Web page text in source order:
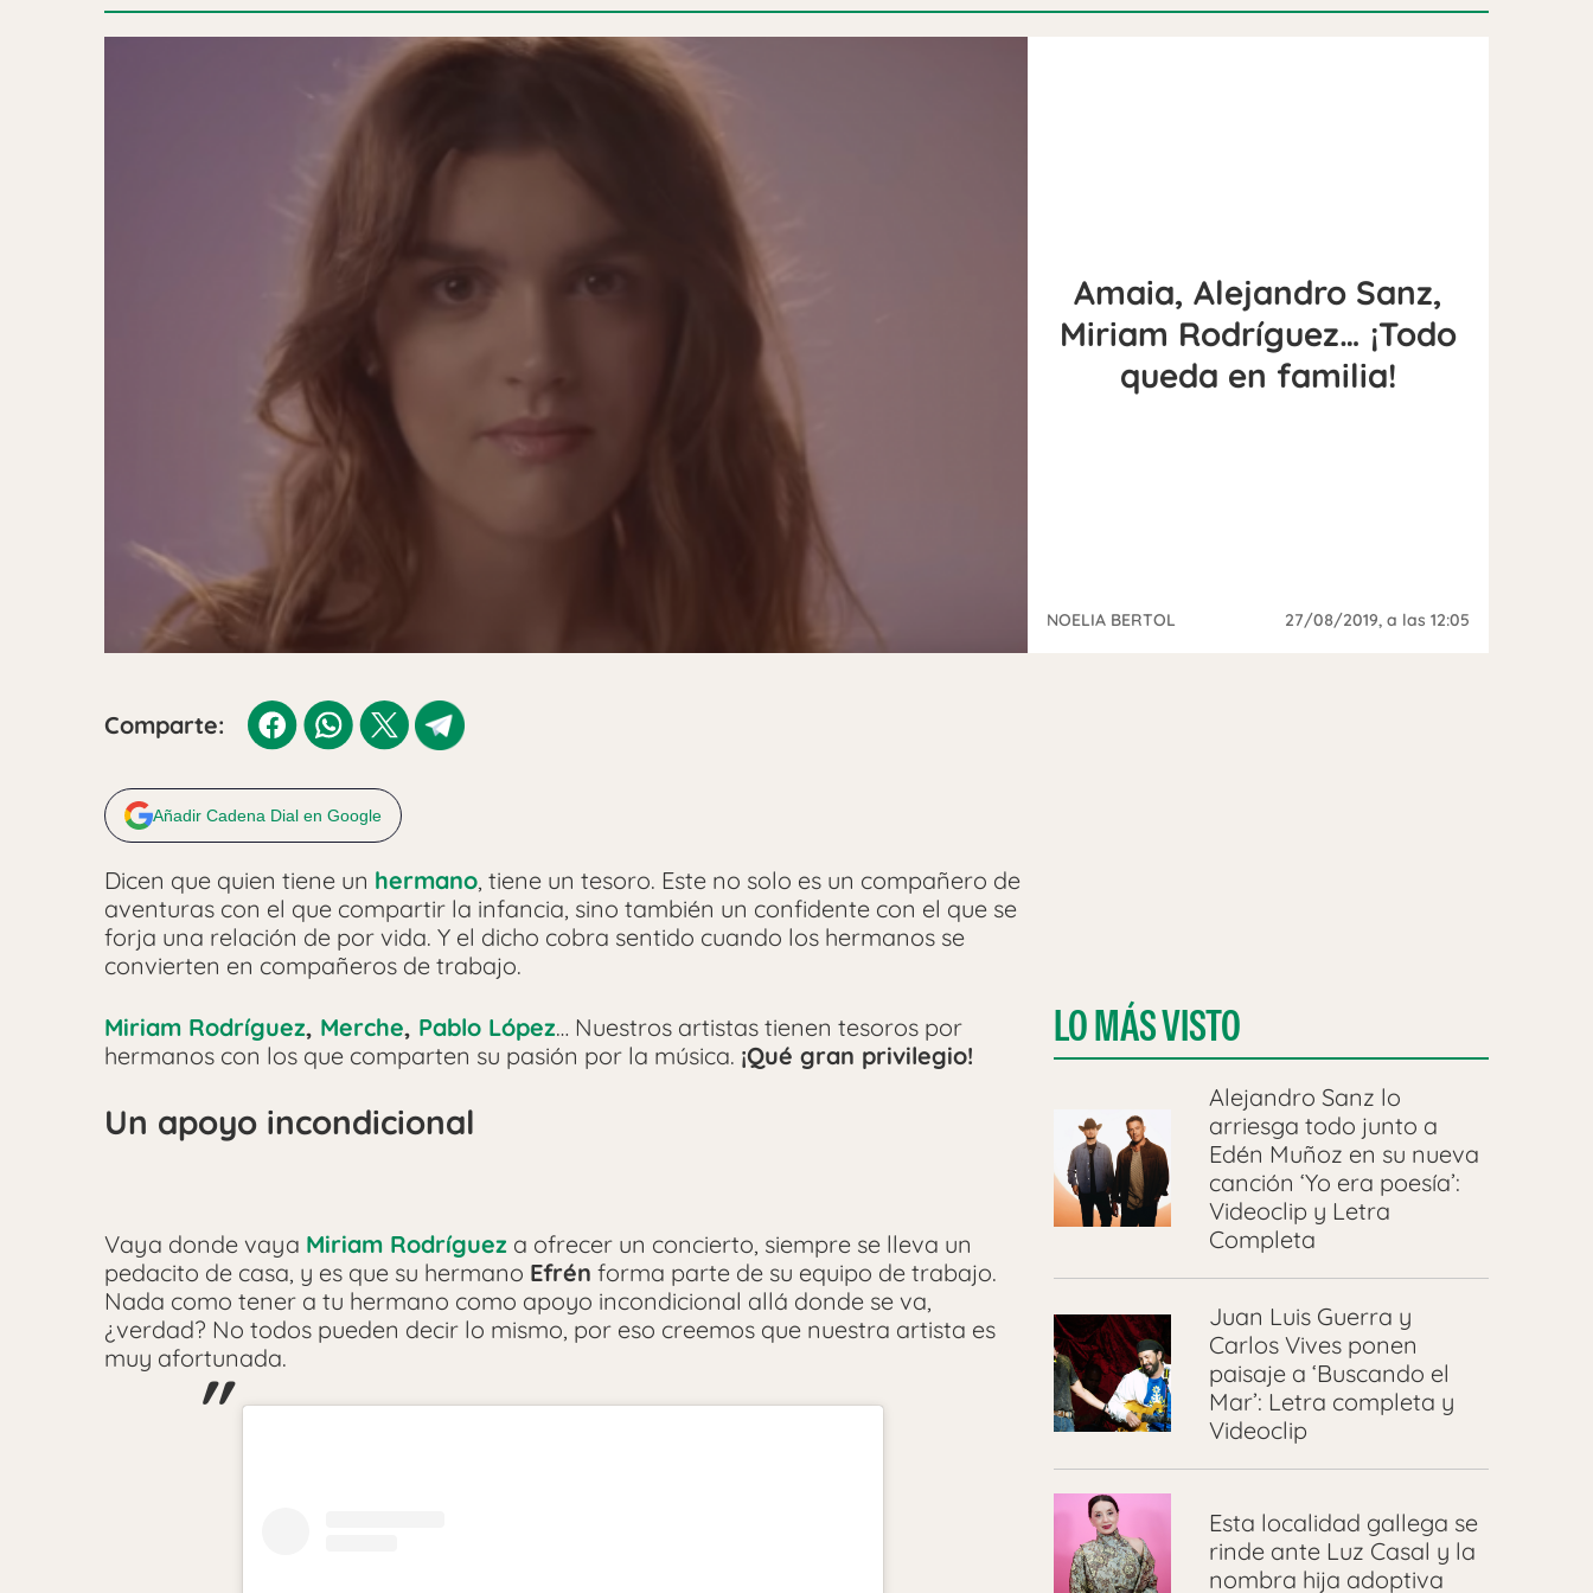
Amaia, Alejandro Sanz,
Miriam Rodríguez… ¡Todo
queda en familia!
NOELIA BERTOL 27/08/2019, a las 12:05
Comparte:
Añadir Cadena Dial en Google
Dicen que quien tiene un hermano, tiene un tesoro. Este no solo es un compañero de
aventuras con el que compartir la infancia, sino también un confidente con el que se
forja una relación de por vida. Y el dicho cobra sentido cuando los hermanos se
convierten en compañeros de trabajo.
Miriam Rodríguez, Merche, Pablo López… Nuestros artistas tienen tesoros por
hermanos con los que comparten su pasión por la música. ¡Qué gran privilegio!
Un apoyo incondicional
Vaya donde vaya Miriam Rodríguez a ofrecer un concierto, siempre se lleva un
pedacito de casa, y es que su hermano Efrén forma parte de su equipo de trabajo.
Nada como tener a tu hermano como apoyo incondicional allá donde se va,
¿verdad? No todos pueden decir lo mismo, por eso creemos que nuestra artista es
muy afortunada.
LO MÁS VISTO
Alejandro Sanz lo
arriesga todo junto a
Edén Muñoz en su nueva
canción ‘Yo era poesía’:
Videoclip y Letra
Completa
Juan Luis Guerra y
Carlos Vives ponen
paisaje a ‘Buscando el
Mar’: Letra completa y
Videoclip
Esta localidad gallega se
rinde ante Luz Casal y la
nombra hija adoptiva